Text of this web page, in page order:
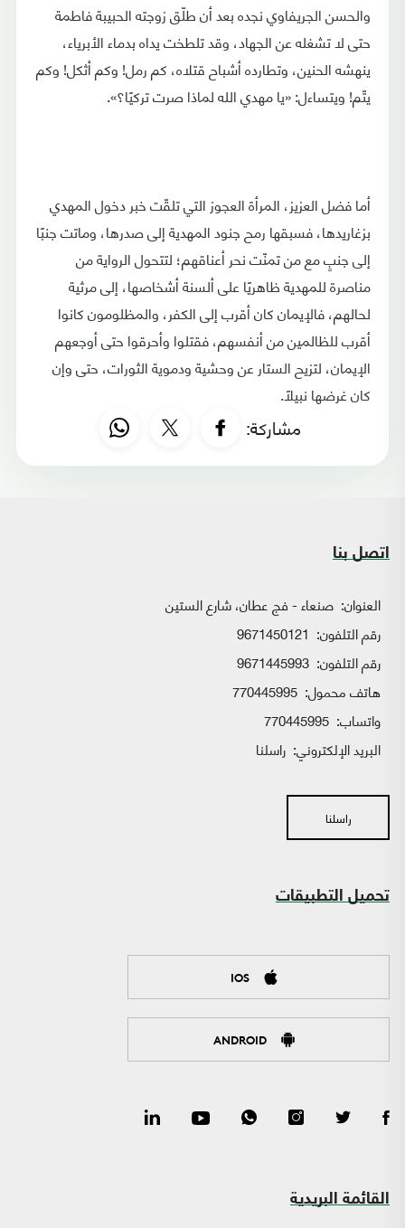
والحسن الجريفاوي نجده بعد أن طلّق زوجته الحبيبة فاطمة
حتى لا تشغله عن الجهاد، وقد تلطخت يداه بدماء الأبرياء،
ينهشه الحنين، وتطارده أشباح قتلاه، كم رمل! وكم أثكل! وكم
يتّم! ويتساءل: «يا مهدي الله لماذا صرت تركيًا؟».
أما فضل العزيز، المرأة العجوز التي تلقّت خبر دخول المهدي
بزغاريدها، فسبقها رمح جنود المهدية إلى صدرها، وماتت جنبًا
إلى جنبٍ مع من تمنّت نحر أعناقهم؛ لتتحول الرواية من
مناصرة للمهدية ظاهريًا على ألسنة أشخاصها، إلى مرثية
لحالهم، فالإيمان كان أقرب إلى الكفر، والمظلومون كانوا
أقرب للظالمين من أنفسهم، فقتلوا وأحرقوا حتى أوجعهم
الإيمان، لتزيح الستار عن وحشية ودموية الثورات، حتى وإن
كان غرضها نبيلًا.
مشاركة:
اتصل بنا
العنوان: صنعاء - فج عطان، شارع الستين
رقم التلفون: 9671450121
رقم التلفون: 9671445993
هاتف محمول: 770445995
واتساب:
البريد الإلكتروني: راسلنا
راسلنا
تحميل التطبيقات
IOS
ANDROID
القائمة البريدية